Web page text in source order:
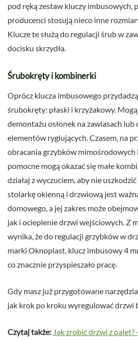
pod ręką zestaw kluczy imbusowych,
producenci stosują nieco inne
Klucze te służą do regulacji śrub w
docisku skrzydła.
Śrubokręty i kombinerki
Oprócz klucza imbusowego
śrubokręty: płaski i krzyżakowy.
demontażu osłonek na zawiasach
elementów ryglujących. Czasem, na
obracania grzybków mimośrodowych
pomocne mogą okazać się małe
działaj z wyczuciem, aby nie
stolarkę okienną i drzwiową jest
domowego, a jej zakres może
jak i ocieplenie drzwi wejściowych. Z
wynika, że do regulacji grzybków w
marki Oknoplast, klucz imbusowy 4
co znacznie przyspieszało pracę.
Gdy masz już przygotowane
jak krok po kroku wyregulować drzwi
Czytaj także: Jak zrobić drzwi z